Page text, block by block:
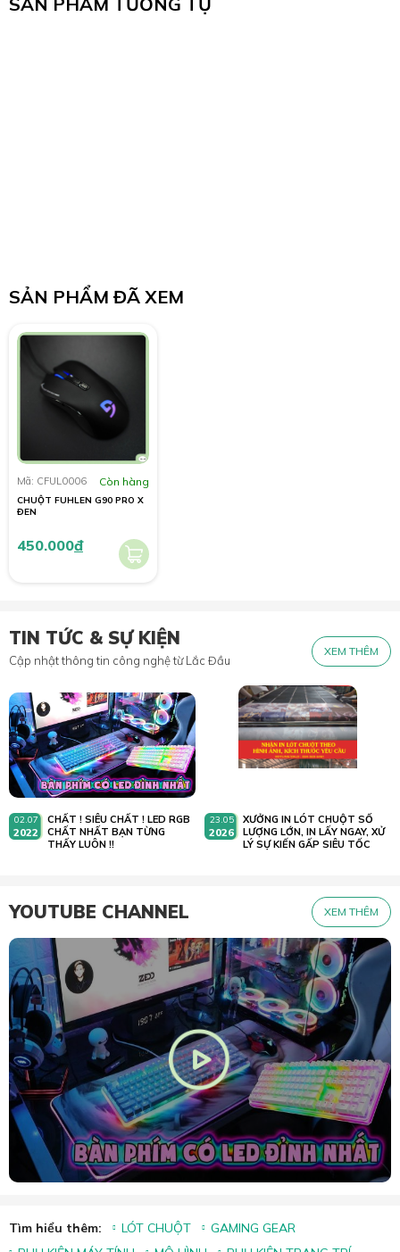
SẢN PHẨM ĐÃ XEM
Mã: CFUL0006 Còn hàng
CHUỘT FUHLEN G90 PRO X
ĐEN
450.000đ
TIN TỨC & SỰ KIỆN
Cập nhật thông tin công nghệ từ Lắc Đầu
XEM THÊM
02.07
2022
CHẤT ! SIÊU CHẤT ! LED RGB
CHẤT NHẤT BẠN TỪNG
THẤY LUÔN !!
23.05
2026
XƯỞNG IN LÓT CHUỘT SỐ
LƯỢNG LỚN, IN LẤY NGAY, XỬ
LÝ SỰ KIẾN GẤP SIÊU TỐC
YOUTUBE CHANNEL XEM THÊM
Tìm hiểu thêm: LÓT CHUỘT
GAMING GEAR